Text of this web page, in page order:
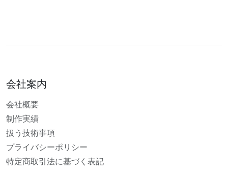
会社案内
会社概要
制作実績
扱う技術事項
プライバシーポリシー
特定商取引法に基づく表記